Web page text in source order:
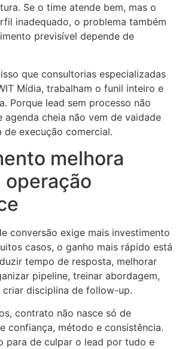
Se o time atende bem, mas o
inadequado, o problema também
previsível depende de
que consultorias especializadas
Mídia, trabalham o funil inteiro e
Porque lead sem processo não
agenda cheia não vem de vaidade
de execução comercial.
melhora
operação
conversão exige mais investimento
casos, o ganho mais rápido está
tempo de resposta, melhorar
pipeline, treinar abordagem,
disciplina de follow-up.
contrato não nasce só de
confiança, método e consistência.
para de culpar o lead por tudo e